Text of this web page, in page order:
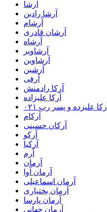
آرشا
آرشا رادین
آرشام
آرشان قادری
آرشاه
آرشاویر
آرشاوین
آرشین
آرفی
آرکا رادمنش
آرکا علیزاده
آرکا علیزده و پسر رپ ۰۲۱
آرکام
آرکان حسینی
آرکو
آرکیا
آرم
آرمان
آرمان آوا
آرمان اسماعیلی
آرمان بختیاری
آرمان پارسا
آرمان جهانی